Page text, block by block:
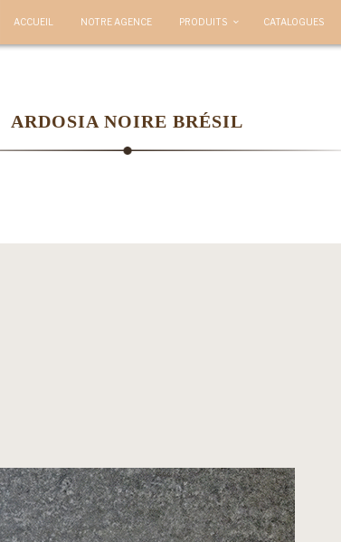
ACCUEIL NOTRE AGENCE PRODUITS CATALOGUES
ARDOSIA NOIRE BRÉSIL